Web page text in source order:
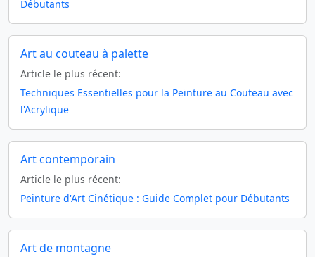
Débutants
Art au couteau à palette
Article le plus récent:
Techniques Essentielles pour la Peinture au Couteau avec
l'Acrylique
Art contemporain
Article le plus récent:
Peinture d'Art Cinétique : Guide Complet pour Débutants
Art de montagne